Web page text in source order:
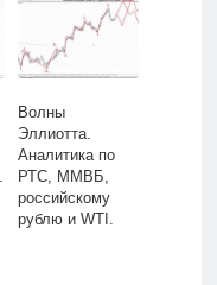
Волны
Эллиотта.
Аналитика по
РТС, ММВБ,
российскому
рублю и WTI.